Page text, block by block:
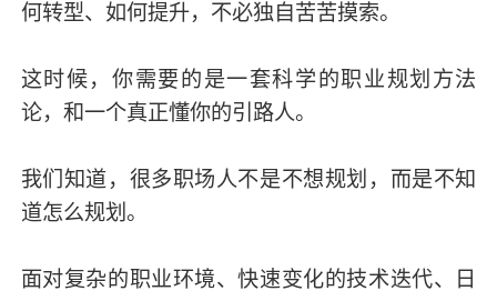
何转型、如何提升，不必独自苦苦摸索。
这时候，你需要的是一套科学的职业规划方法
论，和一个真正懂你的引路人。
我们知道，很多职场人不是不想规划，而是不知
道怎么规划。
面对复杂的职业环境、快速变化的技术迭代、日